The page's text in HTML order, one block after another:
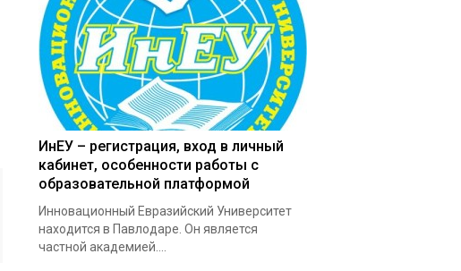
ИнЕУ – регистрация, вход в личный
кабинет, особенности работы с
образовательной платформой
Инновационный Евразийский Университет
находится в Павлодаре. Он является
частной академией....